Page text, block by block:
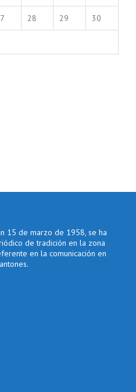
28 29 30
15 de marzo de 1958, se ha
de tradición en la zona
en la comunicación en